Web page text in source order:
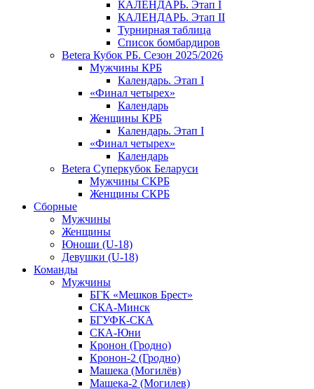
КАЛЕНДАРЬ. Этап I
КАЛЕНДАРЬ. Этап II
Турнирная таблица
Список бомбардиров
Betera Кубок РБ. Сезон 2025/2026
Мужчины КРБ
Календарь. Этап I
«Финал четырех»
Календарь
Женщины КРБ
Календарь. Этап I
«Финал четырех»
Календарь
Betera Суперкубок Беларуси
Мужчины СКРБ
Женщины СКРБ
Сборные
Мужчины
Женщины
Юноши (U-18)
Девушки (U-18)
Команды
Мужчины
БГК «Мешков Брест»
СКА-Минск
БГУФК-СКА
СКА-Юни
Кронон (Гродно)
Кронон-2 (Гродно)
Машека (Могилёв)
Машека-2 (Могилев)